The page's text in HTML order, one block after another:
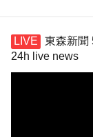
東森新聞
24h live news